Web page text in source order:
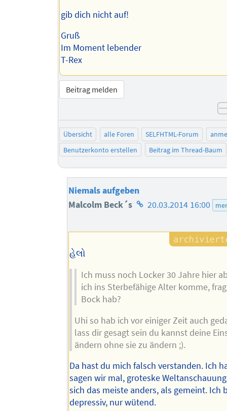
gib dich nicht auf!
Gruß
Im Moment lebender
T-Rex
Beitrag melden
Übersicht alle Foren SELFHTML-Forum
Benutzerkonto erstellen
Beitrag im Thread-Baum
Niemals aufgeben
Malcolm Beck´s Homepage
Autors
20.03.2014 16:00
હેલો
Ich muss noch Locker 30 Jahre hier
ich ins Sterbefähige Alter komme,
Bock hab?
Uhi so hab ich vor einiger Zeit auch
lass dir gesagt sein du kannst deine
ändern ohne sie zu ändern ;).
Da hast du mich falsch verstanden. Ich
sagen wir mal, groteske
sich das meiste anders, als gemeint. Ich
depressiv, nur wütend.